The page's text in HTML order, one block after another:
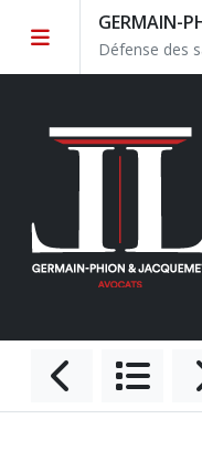
GERMAIN-
Défense des